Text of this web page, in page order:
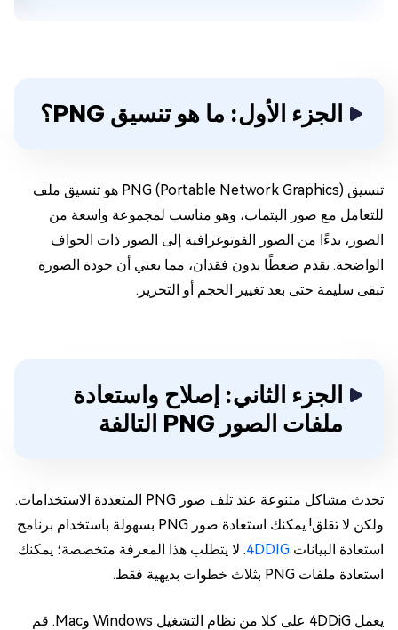
الجزء الأول: ما هو تنسيق PNG؟
تنسيق PNG (Portable Network Graphics) هو تنسيق ملف
للتعامل مع صور البتماب، وهو مناسب لمجموعة واسعة من
الصور، بدءًا من الصور الفوتوغرافية إلى الصور ذات الحواف
الواضحة. يقدم ضغطًا بدون فقدان، مما يعني أن جودة الصورة
تبقى سليمة حتى بعد تغيير الحجم أو التحرير.
الجزء الثاني: إصلاح واستعادة
ملفات الصور PNG التالفة
تحدث مشاكل متنوعة عند تلف صور PNG المتعددة الاستخدامات.
ولكن لا تقلق! يمكنك استعادة صور PNG بسهولة باستخدام برنامج
استعادة البيانات 4DDIG. لا يتطلب هذا المعرفة متخصصة؛ يمكنك
استعادة ملفات PNG بثلاث خطوات بديهية فقط.
يعمل 4DDiG على كلا من نظام التشغيل Windows وMac. قم